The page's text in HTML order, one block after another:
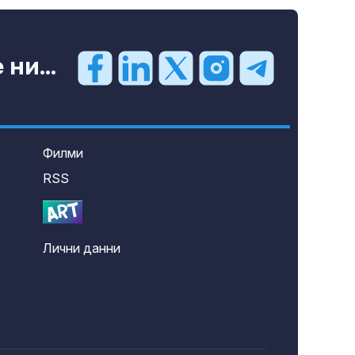
ни...
Филми
RSS
Лични данни